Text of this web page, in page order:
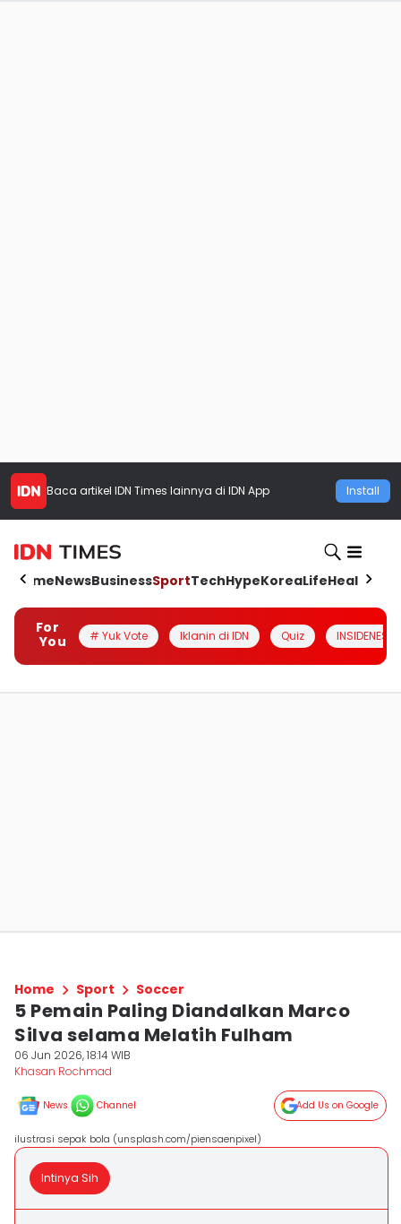
Baca artikel IDN Times lainnya di IDN App Install
HomeNewsBusinessSportTechHypeKoreaLifeHealth
For
You
# Yuk Vote Iklanin di IDN Quiz INSIDENESIA
Home Sport Soccer
5 Pemain Paling Diandalkan Marco
Silva selama Melatih Fulham
06 Jun 2026, 18:14 WIB
Khasan Rochmad
News Channel Add Us on Google
ilustrasi sepak bola (unsplash.com/piensaenpixel)
Intinya Sih